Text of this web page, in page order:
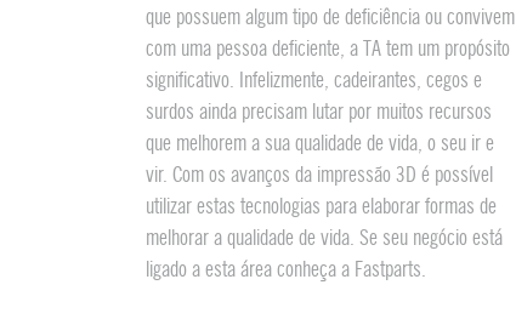
que possuem algum tipo de deficiência ou convivem
com uma pessoa deficiente, a TA tem um propósito
significativo. Infelizmente, cadeirantes, cegos e
surdos ainda precisam lutar por muitos recursos
que melhorem a sua qualidade de vida, o seu ir e
vir. Com os avanços da impressão 3D é possível
utilizar estas tecnologias para elaborar formas de
melhorar a qualidade de vida. Se seu negócio está
ligado a esta área conheça a Fastparts.